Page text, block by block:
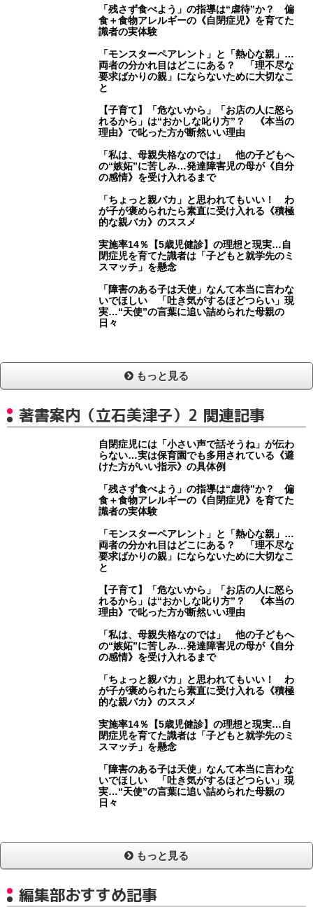
「残さず食べよう」の指導は“虐待”か？ 偏
食＋食物アレルギーの《自閉症児》を育てた
識者の実体験
「モンスターペアレント」と「熱心な親」…
両者の分かれ目はどこにある？ 「理不尽な
要求ばかりの親」にならないために大切なこ
と
【子育て】「危ないから」「お店の人に怒ら
れるから」は“おかしな叱り方”？ 《本当の
理由》で叱った方が断然いい理由
「私は、母親失格なのでは」 他の子どもへ
の“嫉妬”に苦しみ…発達障害児の母が《自分
の感情》を受け入れるまで
「ちょっと親バカ」と思われてもいい！ わ
が子が褒められたら素直に受け入れる《積極
的な親バカ》のススメ
実施率14％【5歳児健診】の理想と現実…自
閉症児を育てた識者は「子どもと就学先のミ
スマッチ」を懸念
「障害のある子は天使」なんて本当に言わな
いでほしい 「吐き気がするほどつらい」現
実…“天使”の言葉に追い詰められた母親の
日々
もっと見る
著書案内（立石美津子）2 関連記事
自閉症児には「小さい声で話そうね」が伝わ
らない…実は保育園でも多用されている《避
けた方がいい指示》の具体例
「残さず食べよう」の指導は“虐待”か？ 偏
食＋食物アレルギーの《自閉症児》を育てた
識者の実体験
「モンスターペアレント」と「熱心な親」…
両者の分かれ目はどこにある？ 「理不尽な
要求ばかりの親」にならないために大切なこ
と
【子育て】「危ないから」「お店の人に怒ら
れるから」は“おかしな叱り方”？ 《本当の
理由》で叱った方が断然いい理由
「私は、母親失格なのでは」 他の子どもへ
の“嫉妬”に苦しみ…発達障害児の母が《自分
の感情》を受け入れるまで
「ちょっと親バカ」と思われてもいい！ わ
が子が褒められたら素直に受け入れる《積極
的な親バカ》のススメ
実施率14％【5歳児健診】の理想と現実…自
閉症児を育てた識者は「子どもと就学先のミ
スマッチ」を懸念
「障害のある子は天使」なんて本当に言わな
いでほしい 「吐き気がするほどつらい」現
実…“天使”の言葉に追い詰められた母親の
日々
もっと見る
編集部おすすめ記事